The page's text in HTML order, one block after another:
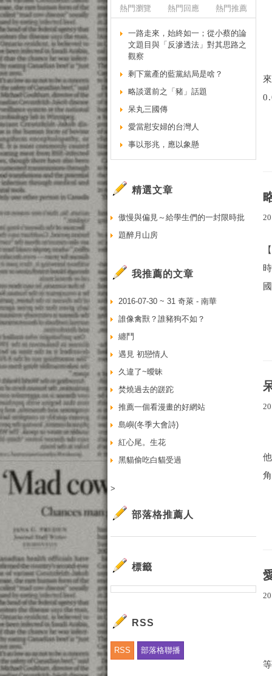
熱門瀏覽
熱門回應 熱門推薦
一路走來，始終如一；從小蔡的論
文題目與「反滲透法」對其思路之
觀察
剩下黨產的藍黨結局是啥？
略談選前之「豬」話題
呆丸三國傳
愛當慰安婦的台灣人
事以形兆，應以象懸
精選文章
傲慢與偏見～給學生們的一封限時批
題醉月山房
我推薦的文章
2016-07-30 ~ 31 奇萊 - 南華
誰像禽獸？誰豬狗不如？
纏鬥
遇見 初戀情人
久違了~曖昧
焚燒過去的蹉跎
推薦一個看漫畫的好網站
島嶼(冬季大會詩)
紅心尾。生花
黑貓偷吃白貓受過
>
部落格推薦人
標籤
RSS
RSS 部落格聯播